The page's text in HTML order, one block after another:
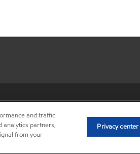
and traffic
analytics partners,
from your
Privacy center